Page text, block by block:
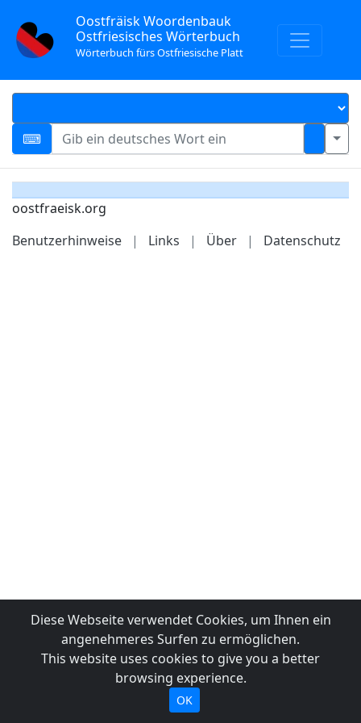
Oostfräisk Woordenbauk
Ostfriesisches Wörterbuch
Wörterbuch fürs Ostfriesische Platt
oostfraeisk.org
Benutzerhinweise
| Links | Über | Datenschutz
Diese Webseite verwendet Cookies, um Ihnen ein
angenehmeres Surfen zu ermöglichen.
This website uses cookies to give you a better
browsing experience.
OK